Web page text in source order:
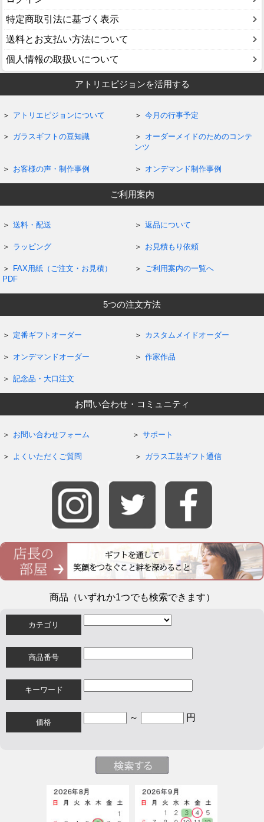
特定商取引法に基づく表示
送料とお支払い方法について
個人情報の取扱いについて
アトリエピジョンを活用する
アトリエピジョンについて 今月の行事予定
ガラスギフトの豆知識
オーダーメイドのためのコンテ
ンツ
お客様の声・制作事例 オンデマンド制作事例
ご利用案内
送料・配送 返品について
ラッピング お見積もり依頼
FAX用紙（ご注文・お見積）
PDF
ご利用案内の一覧へ
5つの注文方法
定番ギフトオーダー カスタムメイドオーダー
オンデマンドオーダー 作家作品
記念品・大口注文
お問い合わせ・コミュニティ
お問い合わせフォーム サポート
よくいただくご質問 ガラス工芸ギフト通信
商品（いずれか1つでも検索できます）
カテゴリ
商品番号
キーワード
価格 ～ 円